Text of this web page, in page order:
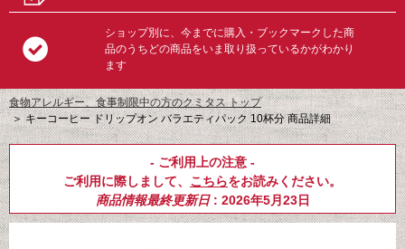
ショップ別に、今までに購入・ブックマークした商
品のうちどの商品をいま取り扱っているかがわかり
ます
食物アレルギー、食事制限中の方のクミタス トップ
＞キーコーヒー ドリップオン バラエティパック 10杯分 商品詳細
- ご利用上の注意 -
ご利用に際しまして、 こちらをお読みください。
商品情報最終更新日: 2026年5月23日